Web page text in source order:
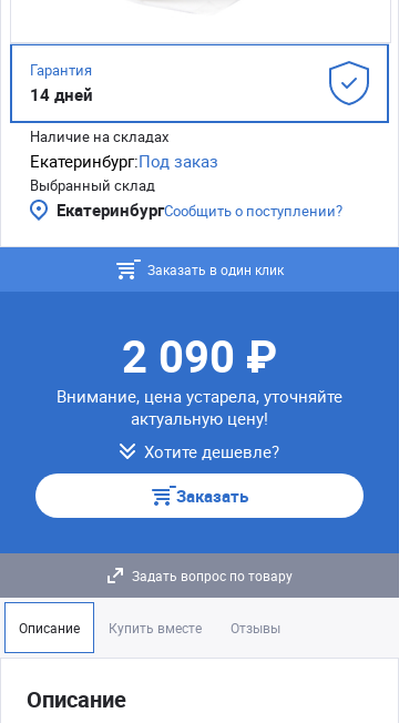
Гарантия
14 дней
Наличие на складах
Екатеринбург:Под заказ
Выбранный склад
ЕкатеринбургСообщить о поступлении?
Заказать в один клик
2 090 ₽
Внимание, цена устарела, уточняйте
актуальную цену!
Хотите дешевле?
Заказать
Задать вопрос по товару
Описание Купить вместе Отзывы
Описание